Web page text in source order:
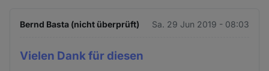
Bernd Basta (nicht überprüft) Sa. 29 Jun 2019 - 08:03
Vielen Dank für diesen